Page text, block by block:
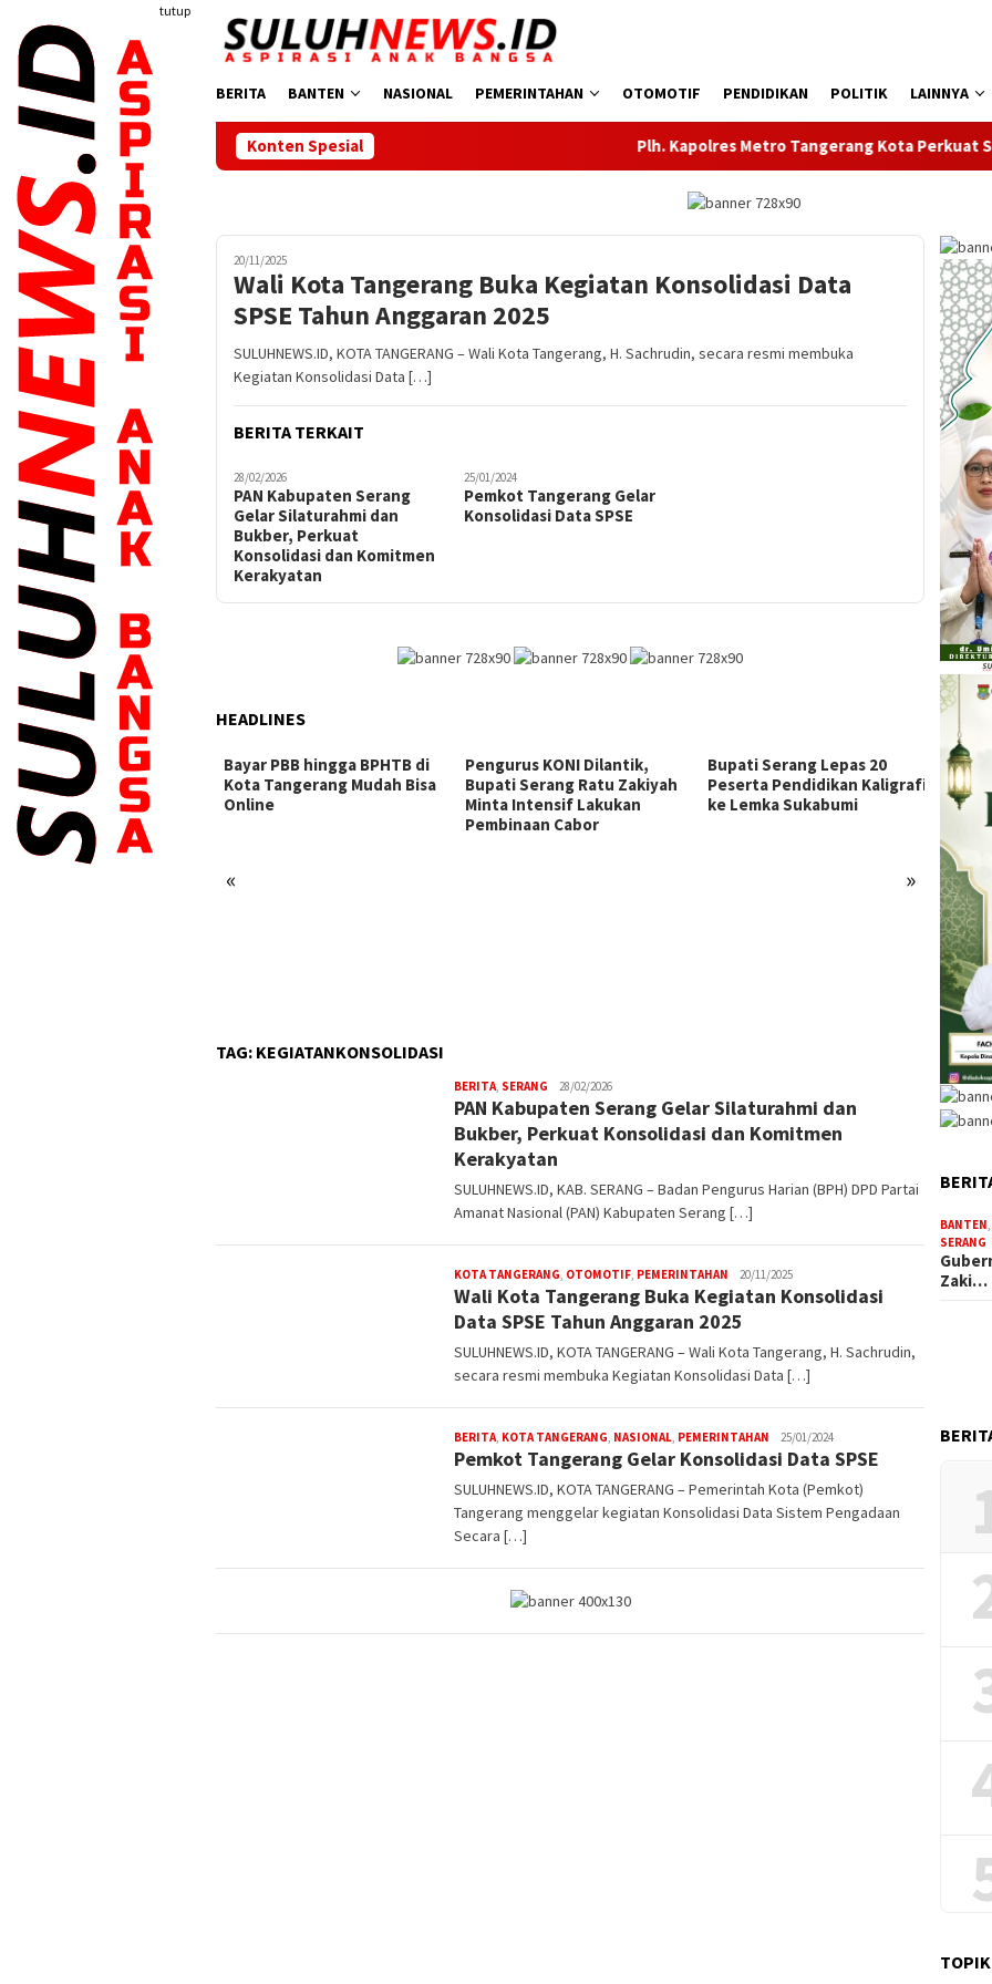
konten
tutup
BERITA BANTEN NASIONAL PEMERINTAHAN OTOMOTIF PENDIDIKAN POLITIK LAINNYA
Konten Spesial Plh. Kapolres Metro Tangerang Kota Perkuat Sinergi
20/11/2025
Wali Kota Tangerang Buka Kegiatan Konsolidasi Data
SPSE Tahun Anggaran 2025
SULUHNEWS.ID, KOTA TANGERANG – Wali Kota Tangerang, H. Sachrudin, secara resmi membuka
Kegiatan Konsolidasi Data […]
BERITA TERKAIT
28/02/2026
PAN Kabupaten Serang
Gelar Silaturahmi dan
Bukber, Perkuat
Konsolidasi dan Komitmen
Kerakyatan
25/01/2024
Pemkot Tangerang Gelar
Konsolidasi Data SPSE
HEADLINES
« »
Bayar PBB hingga BPHTB di
Kota Tangerang Mudah Bisa
Online
Pengurus KONI Dilantik,
Bupati Serang Ratu Zakiyah
Minta Intensif Lakukan
Pembinaan Cabor
Bupati Serang Lepas 20
Peserta Pendidikan Kaligrafi
ke Lemka Sukabumi
SDN
TAG: KEGIATANKONSOLIDASI
BERITA, SERANG W4nt0
28/02/2026
PAN Kabupaten Serang Gelar Silaturahmi dan
Bukber, Perkuat Konsolidasi dan Komitmen
Kerakyatan
SULUHNEWS.ID, KAB. SERANG – Badan Pengurus Harian (BPH) DPD Partai
Amanat Nasional (PAN) Kabupaten Serang […]
KOTA TANGERANG, OTOMOTIF, PEMERINTAHAN W4nt0
20/11/2025
Wali Kota Tangerang Buka Kegiatan Konsolidasi
Data SPSE Tahun Anggaran 2025
SULUHNEWS.ID, KOTA TANGERANG – Wali Kota Tangerang, H. Sachrudin,
secara resmi membuka Kegiatan Konsolidasi Data […]
BERITA, KOTA TANGERANG, NASIONAL, PEMERINTAHAN W4nt0
25/01/2024
Pemkot Tangerang Gelar Konsolidasi Data SPSE
SULUHNEWS.ID, KOTA TANGERANG – Pemerintah Kota (Pemkot)
Tangerang menggelar kegiatan Konsolidasi Data Sistem Pengadaan
Secara […]
BANTEN,
SERANG
Zaki…